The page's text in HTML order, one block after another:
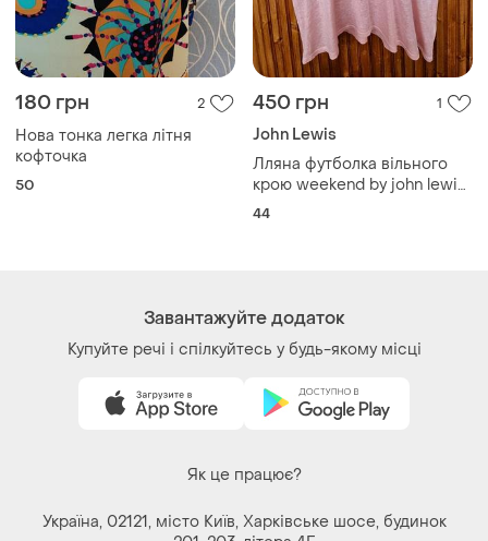
180 грн 2
Нова тонка легка літня
кофточка
50
450 грн 1
John Lewis
Лляна футболка вільного
крою weekend by john lewis.
100% льон.
44
Завантажуйте додаток
Купуйте речі і спілкуйтесь у будь-якому місці
Як це працює?
Україна, 02121, місто Київ, Харківське шосе, будинок